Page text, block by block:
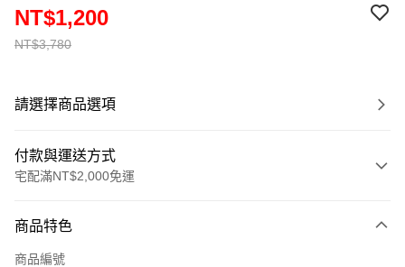
NT$3,780
NT$1,200
請選擇商品選項
付款與運送方式
宅配滿NT$2,000免運
信用卡一次付款
商品特色
商品編號